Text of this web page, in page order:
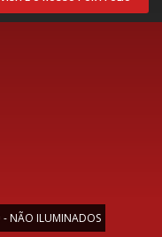
- NÃO ILUMINADOS